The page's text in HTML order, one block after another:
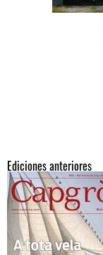
Ediciones anteriores